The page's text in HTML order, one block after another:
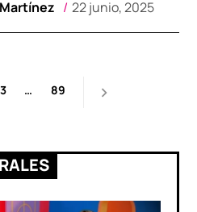
22 junio, 2025
3 … 89